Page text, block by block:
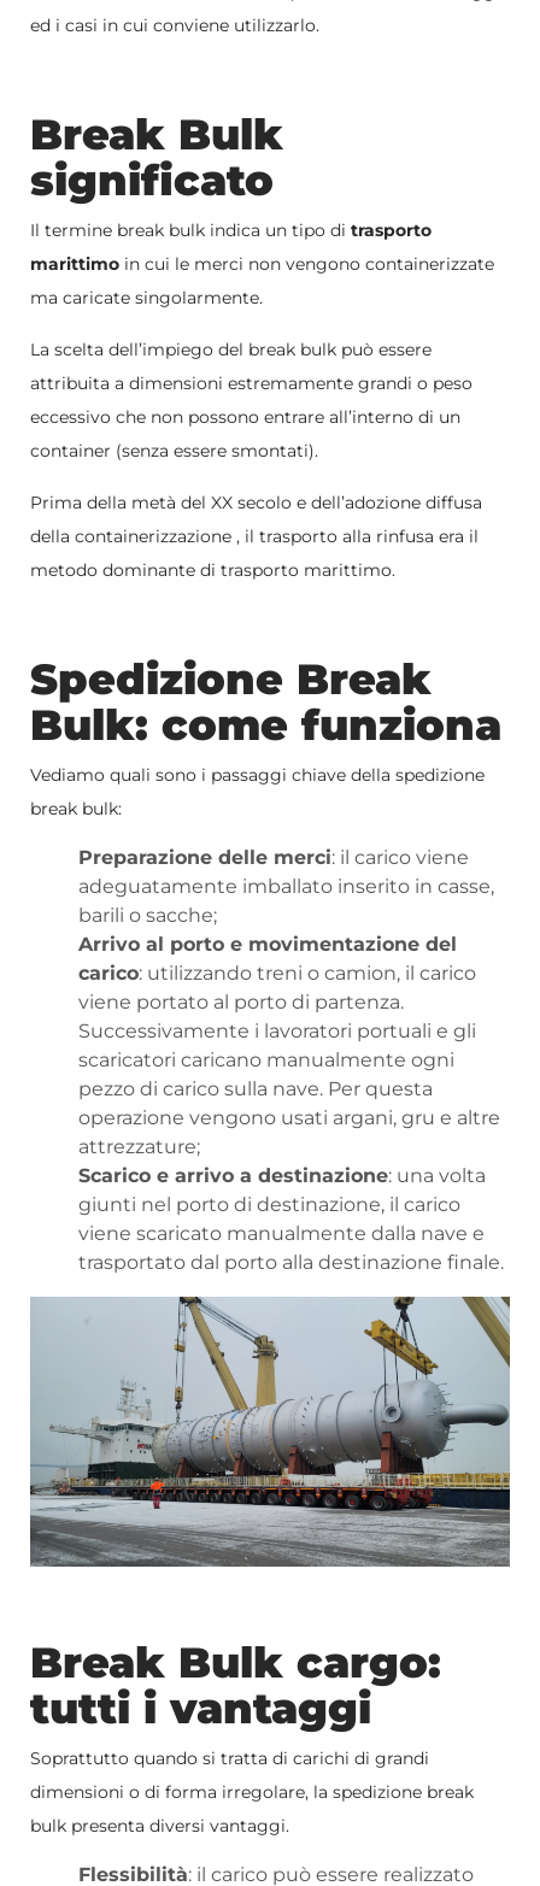
ed i casi in cui conviene utilizzarlo.
Break Bulk
significato
Il termine break bulk indica un tipo di trasporto
marittimo in cui le merci non vengono containerizzate
ma caricate singolarmente.
La scelta dell’impiego del break bulk può essere
attribuita a dimensioni estremamente grandi o peso
eccessivo che non possono entrare all’interno di un
container (senza essere smontati).
Prima della metà del XX secolo e dell’adozione diffusa
della containerizzazione , il trasporto alla rinfusa era il
metodo dominante di trasporto marittimo.
Spedizione Break
Bulk: come funziona
Vediamo quali sono i passaggi chiave della spedizione
break bulk:
Preparazione delle merci: il carico viene
adeguatamente imballato inserito in casse,
barili o sacche;
Arrivo al porto e movimentazione del
carico: utilizzando treni o camion, il carico
viene portato al porto di partenza.
Successivamente i lavoratori portuali e gli
scaricatori caricano manualmente ogni
pezzo di carico sulla nave. Per questa
operazione vengono usati argani, gru e altre
attrezzature;
Scarico e arrivo a destinazione: una volta
giunti nel porto di destinazione, il carico
viene scaricato manualmente dalla nave e
trasportato dal porto alla destinazione finale.
Break Bulk cargo:
tutti i vantaggi
Soprattutto quando si tratta di carichi di grandi
dimensioni o di forma irregolare, la spedizione break
bulk presenta diversi vantaggi.
Flessibilità: il carico può essere realizzato